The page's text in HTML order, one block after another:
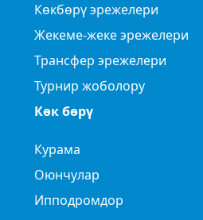
Көкбөрү эрежелери
Жекеме-жеке эрежелери
Трансфер эрежелери
Турнир жоболору
Көк бөрү
Курама
Оюнчулар
Ипподромдор